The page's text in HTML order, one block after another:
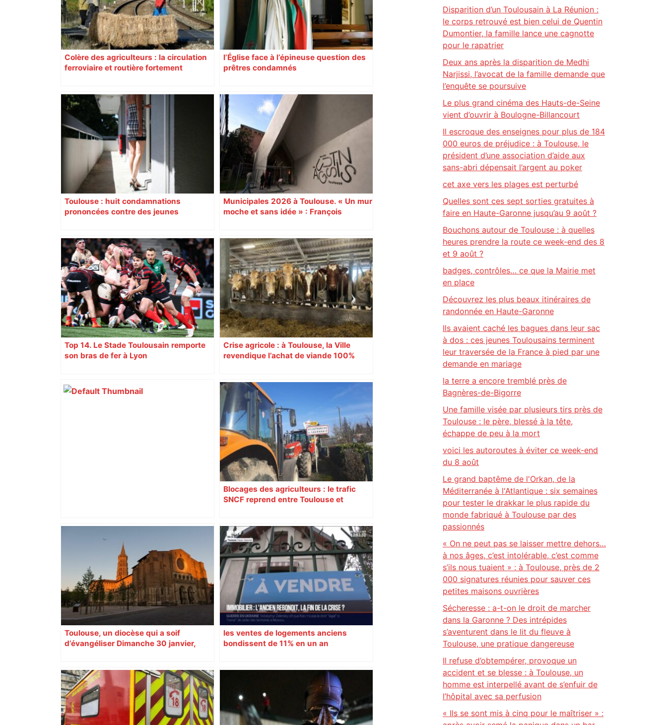
Colère des agriculteurs : la circulation
ferroviaire et routière fortement
l’Église face à l’épineuse question des
prêtres condamnés
Toulouse : huit condamnations
prononcées contre des jeunes
Municipales 2026 à Toulouse. « Un mur
moche et sans idée » : François
Augustins
Top 14. Le Stade Toulousain remporte
son bras de fer à Lyon
Crise agricole : à Toulouse, la Ville
revendique l’achat de viande 100%
Top 14: comment Perpignan a une
nouvelle fois fait tomber Toulouse? –
Blocages des agriculteurs : le trafic
SNCF reprend entre Toulouse et
Toulouse, un diocèse qui a soif
d’évangéliser Dimanche 30 janvier,
Toulouse. À 68 ans, il prend la conduite
d’un diocèse marqué par la
prédominance d’une métropole en
pleine mutation.
les ventes de logements anciens
bondissent de 11% en un an
Disparition d’un Toulousain à La Réunion :
le corps retrouvé est bien celui de Quentin
Dumontier, la famille lance une cagnotte
pour le rapatrier
Deux ans après la disparition de Medhi
Narjissi, l’avocat de la famille demande que
l’enquête se poursuive
Le plus grand cinéma des Hauts-de-Seine
vient d’ouvrir à Boulogne-Billancourt
Il escroque des enseignes pour plus de 184
000 euros de préjudice : à Toulouse, le
président d’une association d’aide aux
sans-abri dépensait l’argent au poker
cet axe vers les plages est perturbé
Quelles sont ces sept sorties gratuites à
faire en Haute-Garonne jusqu’au 9 août ?
Bouchons autour de Toulouse : à quelles
heures prendre la route ce week-end des 8
et 9 août ?
badges, contrôles… ce que la Mairie met
en place
Découvrez les plus beaux itinéraires de
randonnée en Haute-Garonne
Ils avaient caché les bagues dans leur sac
à dos : ces jeunes Toulousains terminent
leur traversée de la France à pied par une
demande en mariage
la terre a encore tremblé près de
Bagnères-de-Bigorre
Une famille visée par plusieurs tirs près de
Toulouse : le père, blessé à la tête,
échappe de peu à la mort
voici les autoroutes à éviter ce week-end
du 8 août
Le grand baptême de l'Orkan, de la
Méditerranée à l'Atlantique : six semaines
pour tester le drakkar le plus rapide du
monde fabriqué à Toulouse par des
passionnés
« On ne peut pas se laisser mettre dehors…
à nos âges, c’est intolérable, c’est comme
s’ils nous tuaient » : à Toulouse, près de 2
000 signatures réunies pour sauver ces
petites maisons ouvrières
Sécheresse : a-t-on le droit de marcher
dans la Garonne ? Des intrépides
s’aventurent dans le lit du fleuve à
Toulouse, une pratique dangereuse
Il refuse d’obtempérer, provoque un
accident et se blesse : à Toulouse, un
homme est interpellé avant de s’enfuir de
l’hôpital avec sa perfusion
« Ils se sont mis à cinq pour le maîtriser » :